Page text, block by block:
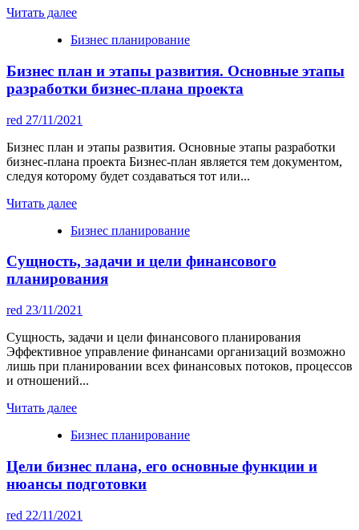
Читать далее
Бизнес планирование
Бизнес план и этапы развития. Основные этапы
разработки бизнес-плана проекта
red 27/11/2021
Бизнес план и этапы развития. Основные этапы разработки
бизнес-плана проекта Бизнес-план является тем документом,
следуя которому будет создаваться тот или...
Читать далее
Бизнес планирование
Сущность, задачи и цели финансового
планирования
red 23/11/2021
Сущность, задачи и цели финансового планирования
Эффективное управление финансами организаций возможно
лишь при планировании всех финансовых потоков, процессов
и отношений...
Читать далее
Бизнес планирование
Цели бизнес плана, его основные функции и
нюансы подготовки
red 22/11/2021